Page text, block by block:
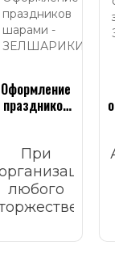
Оформление
праздников
При
любого
важно